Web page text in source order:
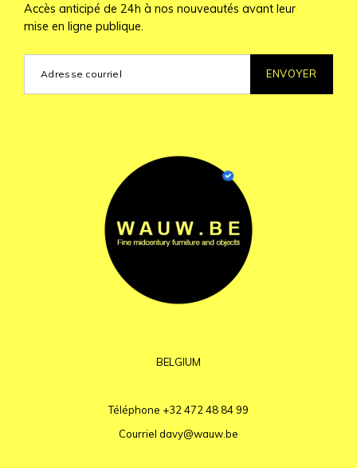
Accès anticipé de 24h à nos nouveautés avant leur
mise en ligne publique.
ENVOYER
BELGIUM
Téléphone +32 472 48 84 99
Courriel davy@wauw.be